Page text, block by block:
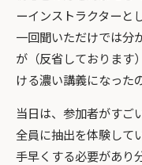
ーインストラクターと
一回聞いただけでは分
が（反省しております
ける濃い講義になった
当日は、参加者がすご
全員に抽出を体験して
手早くする必要があり